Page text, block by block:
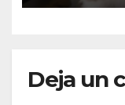
Deja un